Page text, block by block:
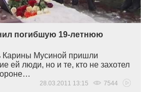
погибшую 19-летнюю
Карины Мусиной пришли
ей люди, но и те, кто не захотел
28.03.2011 13:15 7544